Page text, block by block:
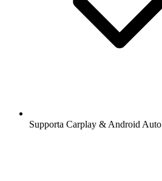
Supporta Carplay & Android Auto